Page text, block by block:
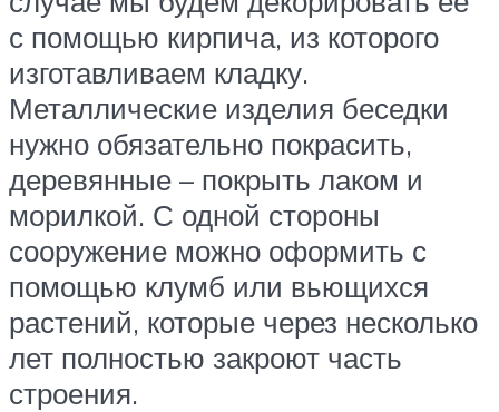
с помощью кирпича, из которого
изготавливаем кладку.
Металлические изделия беседки
нужно обязательно покрасить,
деревянные – покрыть лаком и
морилкой. С одной стороны
сооружение можно оформить с
помощью клумб или вьющихся
растений, которые через несколько
лет полностью закроют часть
строения.